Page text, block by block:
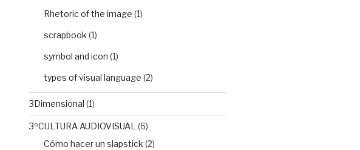
Rhetoric of the image (1)
scrapbook (1)
symbol and icon (1)
types of visual language (2)
3Dimensional (1)
3ºCULTURA AUDIOVISUAL (6)
Cómo hacer un slapstick (2)